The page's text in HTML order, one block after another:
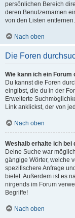
persönlichen Bereich
deren Benutzernamen
von den Listen entfernen.
Nach oben
Die Foren
Wie kann ich ein
Du kannst die Foren
eingibst, die du in der
Erweiterte
Link anklickst, der von
Nach oben
Weshalb erhalte ich bei
Deine Suche war
gängige Wörter, welche
spezifischere Anfrage
bietet. Außerdem ist es
nirgends im Forum
Begriffe!
Nach oben